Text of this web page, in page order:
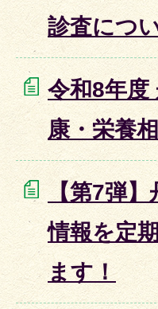
診査につ
令和8年度
康・栄養
【第7弾
情報を定
ます！